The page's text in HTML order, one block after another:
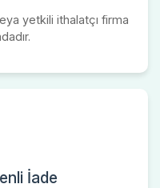
yetkili ithalatçı firma
İade